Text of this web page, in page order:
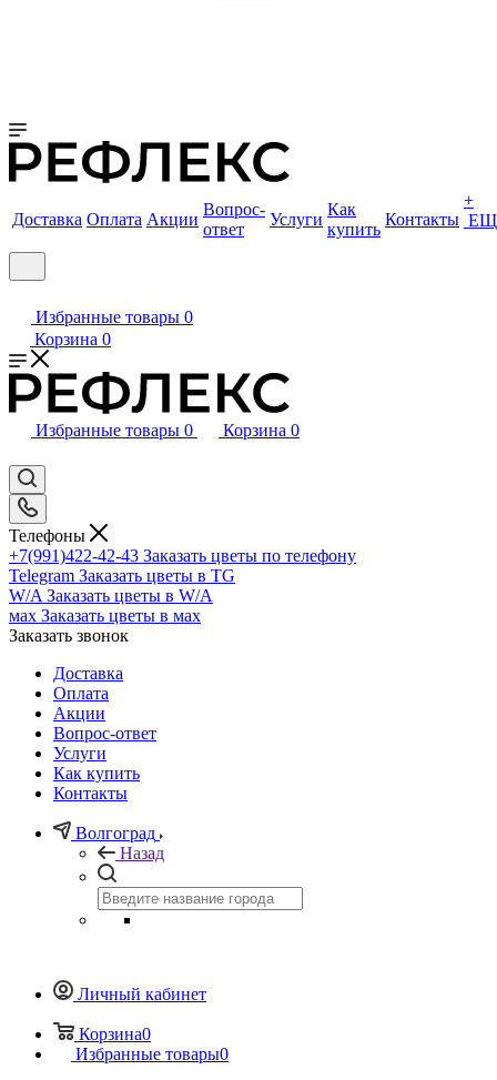
Доставка Оплата Акции
Вопрос-
ответ
Услуги
Как
купить
Контакты
+
Избранные товары 0
Корзина 0
Избранные товары 0 Корзина 0
Телефоны
+7(991)422-42-43 Заказать цветы по телефону
Telegram Заказать цветы в TG
W/A Заказать цветы в W/A
мах Заказать цветы в мах
Заказать звонок
Доставка
Оплата
Акции
Вопрос-ответ
Услуги
Как купить
Контакты
Волгоград
Назад
Личный кабинет
Корзина0
Избранные товары0